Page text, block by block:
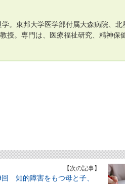
。東邦大学医学部付属大森病院、北
授。専門は、医療福祉研究、精神保
【次の記事】
回 知的障害をもつ母と子、